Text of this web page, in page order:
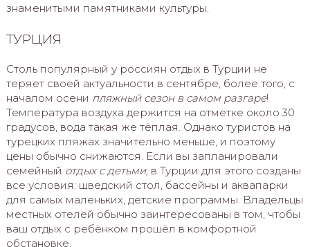
знаменитыми памятниками культуры.
ТУРЦИЯ
Столь популярный у россиян отдых в Турции не
теряет своей актуальности в сентябре, более того, с
началом осени пляжный сезон в самом разгаре!
Температура воздуха держится на отметке около 30
градусов, вода такая же тёплая. Однако туристов на
турецких пляжах значительно меньше, и поэтому
цены обычно снижаются. Если вы запланировали
семейный отдых с детьми,в Турции для этого созданы
все условия: шведский стол, бассейны и аквапарки
для самых маленьких, детские программы. Владельцы
местных отелей обычно заинтересованы в том, чтобы
ваш отдых с ребёнком прошёл в комфортной
обстановке.